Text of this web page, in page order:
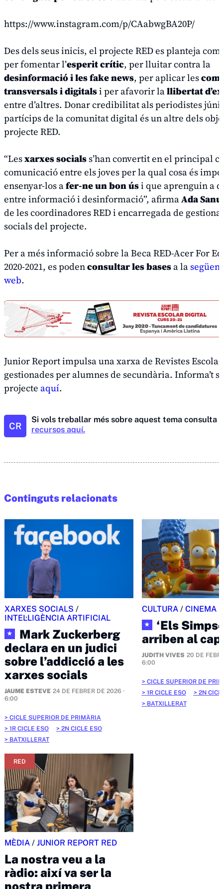
https://www.instagram.com/p/CAabwgBA20P/
Des dels seus inicis, el projecte RED es planteja
per fomentar l’esperit crític, per lluitar contra la
desinformació i lesfake news, per aplicar les
transversals i digitalsi per afavorir lallibertat
entre d’altres. Donar credibilitat als periodistes
partícips de la comunitat digital és un altre dels
projecte RED.
“Lesxarxes socials s’han convertit en el principal
comunicació entre els joves per la qual cosa és
ensenyar-los afer-ne un bon úsi que aprenguin a
entre informació i desinformació”, afirmaAda
de les coordinadores RED i encarregada de
socials del projecte.
Per a més informació sobre la Beca RED-Acer For
2020-2021, es podenconsultar les bases a la
web.
Junior Report impulsa una xarxa de Revistes
gestionades per alumnes de secundària. Informa’t
projecte aquí.
CR
Si vols treballar més sobre aquest tema consulta
recursos aquí.
Continguts relacionats
XARXES SOCIALS /
INTEL·LIGÈNCIA ARTIFICIAL
★
Mark Zuckerberg
declara en un judici
sobre l’addicció a les
xarxes socials
JAUME ESTEVE 24 DE FEBRER DE 2026 ·
6:00
CICLE SUPERIOR DE PRIMÀRIA
1R CICLE ESO
2N CICLE ESO
BATXILLERAT
CULTURA/ CINEMA
★
‘Els
arriben al
JUDITH VIVES 20 DE
6:00
CICLE SUPERIOR DE
1R CICLE ESO
2N
BATXILLERAT
RED
MÈDIA / JUNIOR REPORT RED
La nostra veu a la
ràdio: així va ser la
nostra primera